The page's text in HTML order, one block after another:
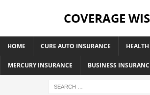
COVERAGE
HOME CURE AUTO INSURANCE HEALTH
MERCURY INSURANCE BUSINESS